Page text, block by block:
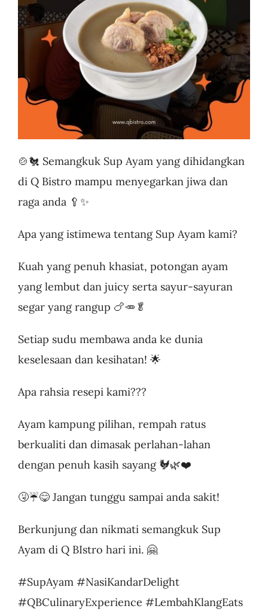
Business
🍲🐔 Semangkuk Sup Ayam yang dihidangkan
di Q Bistro mampu menyegarkan jiwa dan
raga anda 🥄✨
Apa yang istimewa tentang Sup Ayam kami?
Kuah yang penuh khasiat, potongan ayam
yang lembut dan juicy serta sayur-sayuran
segar yang rangup 🍗🥕🥬
Setiap sudu membawa anda ke dunia
keselesaan dan kesihatan! 🌟
Apa rahsia resepi kami???
Ayam kampung pilihan, rempah ratus
berkualiti dan dimasak perlahan-lahan
dengan penuh kasih sayang 🐓🌿❤️
🤧☔️😋 Jangan tunggu sampai anda sakit!
Berkunjung dan nikmati semangkuk Sup
Ayam di Q BIstro hari ini. 🤗
#SupAyam #NasiKandarDelight
#QBCulinaryExperience #LembahKlangEats